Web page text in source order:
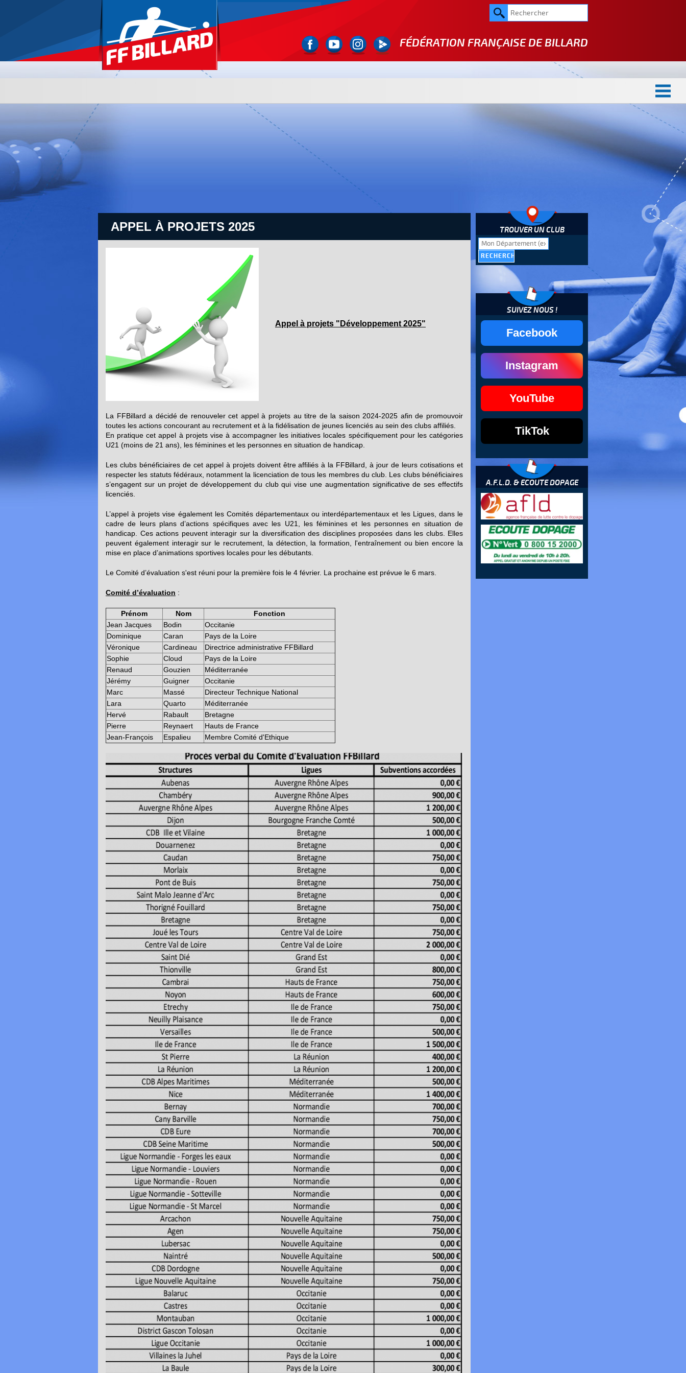
FÉDÉRATION FRANÇAISE DEBILLARD
APPEL À PROJETS 2025
Appel à projets "Développement 2025"
La FFBillard a décidé de renouveler cet appel à projets au titre de la saison 2024-2025 afin de promouvoir
toutes les actions concourant au recrutement et à la fidélisation de jeunes licenciés au sein des clubs affiliés.
En pratique cet appel à projets vise à accompagner les initiatives locales spécifiquement pour les catégories
U21 (moins de 21 ans), les féminines et les personnes en situation de handicap.
Les clubs bénéficiaires de cet appel à projets doivent être affiliés à la FFBillard, à jour de leurs cotisations et
respecter les statuts fédéraux, notamment la licenciation de tous les membres du club. Les clubs bénéficiaires
s’engagent sur un projet de développement du club qui vise une augmentation significative de ses effectifs
licenciés.
L’appel à projets vise également les Comités départementaux ou interdépartementaux et les Ligues, dans le
cadre de leurs plans d’actions spécifiques avec les U21, les féminines et les personnes en situation de
handicap. Ces actions peuvent interagir sur la diversification des disciplines proposées dans les clubs. Elles
peuvent également interagir sur le recrutement, la détection, la formation, l'entraînement ou bien encore la
mise en place d’animations sportives locales pour les débutants.
Le Comité d’évaluation s'est réuni pour la première fois le 4 février. La prochaine est prévue le 6 mars.
Comité d’évaluation :
Prénom Nom
Fonction
Jean Jacques
Bodin
Occitanie
Dominique
Caran
Pays de la Loire
Véronique
Cardineau
Directrice administrative FFBillard
Sophie
Cloud
Pays de la Loire
Renaud
Gouzien
Méditerranée
Jérémy
Guigner
Occitanie
Marc
Massé
Directeur Technique National
Lara
Quarto
Méditerranée
Hervé
Rabault
Bretagne
Pierre
Reynaert
Hauts de France
Jean-François
Espalieu Membre Comité d'Ethique
TROUVER UN CLUB
SUIVEZ NOUS !
Facebook
Instagram
YouTube
TikTok
A.F.L.D. & ECOUTE DOPAGE